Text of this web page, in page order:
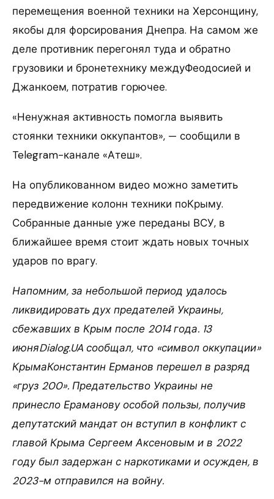
перемещения военной техники на Херсонщину,
якобы для форсирования Днепра. На самом же
деле противник перегонял туда и обратно
грузовики и бронетехнику междуФеодосией и
Джанкоем, потратив горючее.
«Ненужная активность помогла выявить
стоянки техники оккупантов», — сообщили в
Telegram-канале «Атеш».
На опубликованном видео можно заметить
передвижение колонн техники поКрыму.
Собранные данные уже переданы ВСУ, в
ближайшее время стоит ждать новых точных
ударов по врагу.
Напомним, за небольшой период удалось
ликвидировать дух предателей Украины,
сбежавших в Крым после 2014 года. 13
июняDialog.UA сообщал, что «символ оккупации»
КрымаКонстантин Ерманов перешел в разряд
«груз 200». Предательство Украины не
принесло Ераманову особой пользы, получив
депутатский мандат он вступил в конфликт с
главой Крыма Сергеем Аксеновым и в 2022
году был задержан с наркотиками и осужден, в
2023-м отправился на войну.